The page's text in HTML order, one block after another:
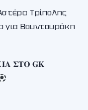
Τρίπολης
για Βουντουράκη
𝚺𝚻𝚶 𝐆𝐊